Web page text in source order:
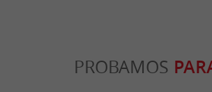
PROBAMOS